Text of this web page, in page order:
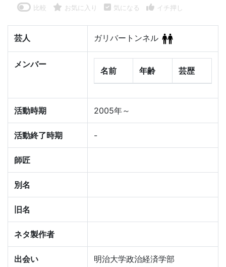
比較 お気に入り 気になる イチ押し
芸人 ガリバートンネル
メンバー
名前 年齢 芸歴
活動時期 2005年～
活動終了時期 -
師匠
別名
旧名
ネタ製作者
出会い 明治大学政治経済学部